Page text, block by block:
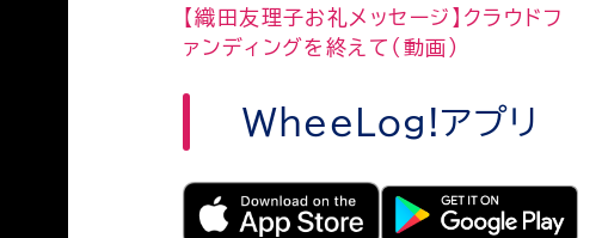
【織田友理子お礼メッセージ】クラウドフ
ァンディングを終えて（動画）
WheeLog!アプリ